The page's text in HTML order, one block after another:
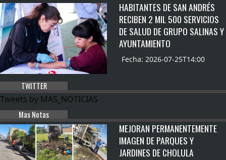
HABITANTES DE SAN ANDRÉS
RECIBEN 2 MIL 500 SERVICIOS
DE SALUD DE GRUPO SALINAS Y
AYUNTAMIENTO
Fecha: 2026-07-25T14:00
TWITTER
Tweets by MAS_NOTICIAS
Mas Notas
MEJORAN PERMANENTEMENTE
IMAGEN DE PARQUES Y
JARDINES DE CHOLULA